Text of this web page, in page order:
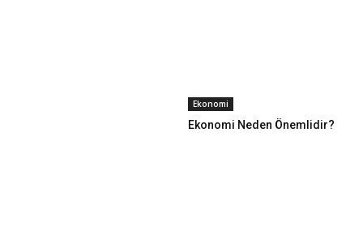
Ekonomi
Ekonomi Neden Önemlidir?